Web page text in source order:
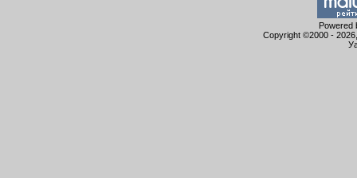
Powered
Copyright ©2000 -